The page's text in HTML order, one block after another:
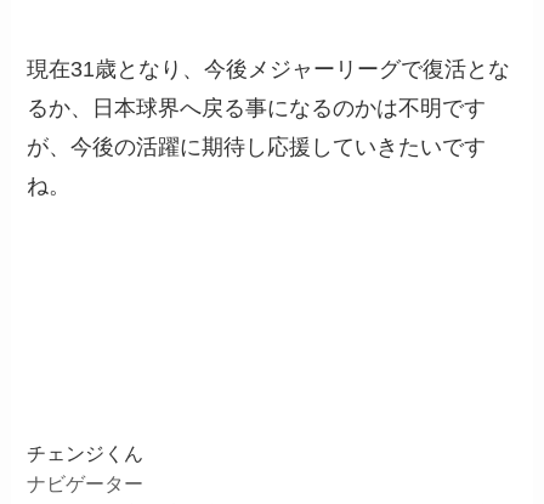
現在31歳となり、今後メジャーリーグで復活とな
るか、日本球界へ戻る事になるのかは不明です
が、今後の活躍に期待し応援していきたいです
ね。
チェンジくん
ナビゲーター